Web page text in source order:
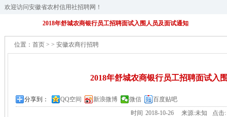
欢迎访问安徽省农村信用社招聘网！
2018年舒城农商银行员工招聘面试入围人员及面试通知
位置： 首页 > > 安徽农商行招聘
2018年舒城农商银行员工招聘面试入
分享到： QQ空间 新浪微博 微信
百度贴吧
时间 2018-10-26 来源:未知 点击: